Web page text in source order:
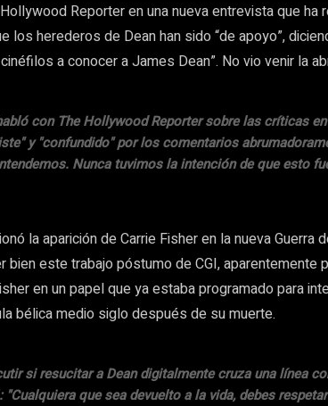
Reporter en una nueva entrevista que ha
los herederos de Dean han sido “de apoyo”,
a conocer a James Dean”. No vio venir la
con The Hollywood Reporter sobre las críticas
y "confundido" por los comentarios
Nunca tuvimos la intención de que esto
la aparición de Carrie Fisher en la nueva
bien este trabajo póstumo de CGI, aparentemente
en un papel que ya estaba programado para
bélica medio siglo después de su muerte.
si resucitar a Dean digitalmente cruza una línea
"Cualquiera que sea devuelto a la vida, debes